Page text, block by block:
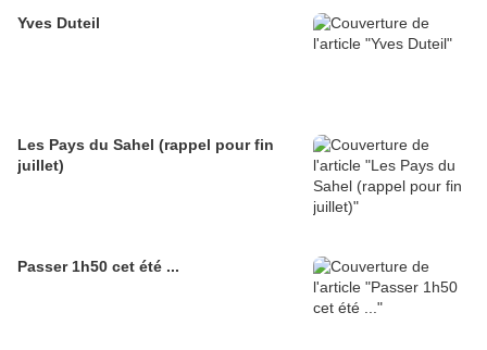
Yves Duteil
Les Pays du Sahel (rappel pour fin
juillet)
Passer 1h50 cet été ...